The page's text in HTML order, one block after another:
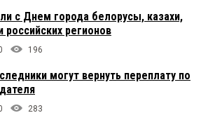
с Днем города белорусы, казахи,
регионов
196
могут вернуть переплату по
283